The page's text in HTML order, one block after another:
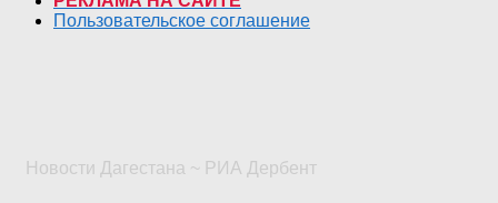
Пользовательское соглашение
Новости Дагестана ~ РИА Дербент